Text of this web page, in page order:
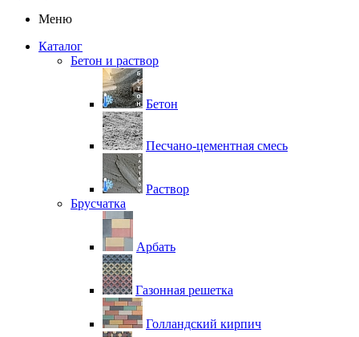
Меню
Каталог
Бетон и раствор
Бетон
Песчано-цементная смесь
Раствор
Брусчатка
Арбать
Газонная решетка
Голландский кирпич